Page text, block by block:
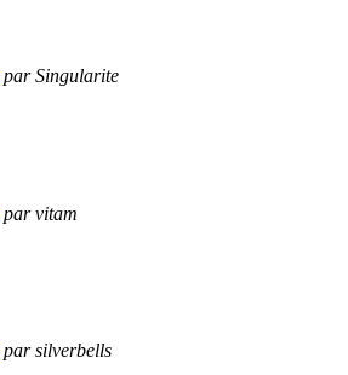
par Singularite
par vitam
par silverbells